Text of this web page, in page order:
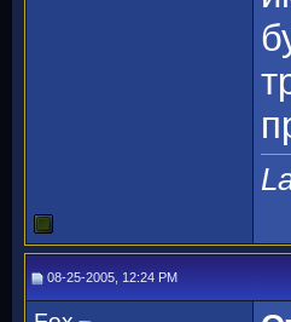
08-25-2005, 12:24 PM